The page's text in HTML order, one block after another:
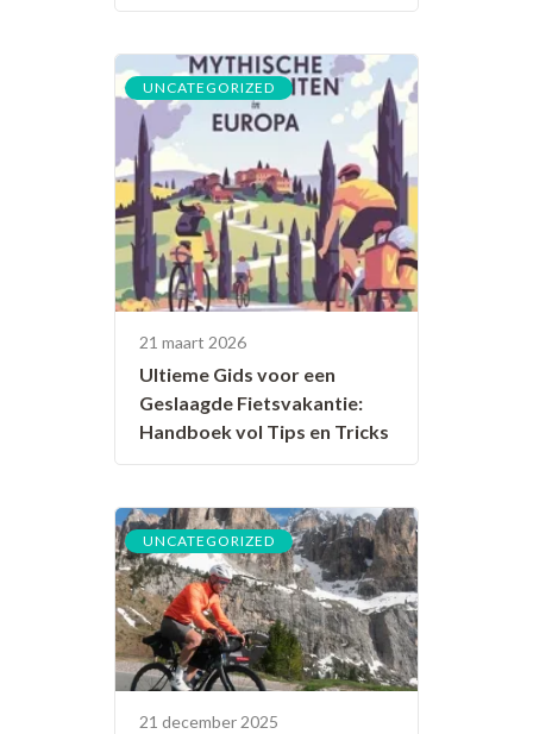
UNCATEGORIZED
21 maart 2026
Ultieme Gids voor een
Geslaagde Fietsvakantie:
Handboek vol Tips en Tricks
UNCATEGORIZED
21 december 2025